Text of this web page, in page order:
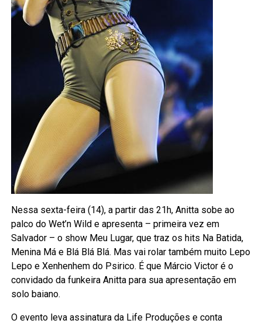
Nessa sexta-feira (14), a partir das 21h, Anitta sobe ao
palco do Wet’n Wild e apresenta – primeira vez em
Salvador – o show Meu Lugar, que traz os hits Na Batida,
Menina Má e Blá Blá Blá. Mas vai rolar também muito Lepo
Lepo e Xenhenhem do Psirico. É que Márcio Victor é o
convidado da funkeira Anitta para sua apresentação em
solo baiano.
O evento leva assinatura da Life Produções e conta